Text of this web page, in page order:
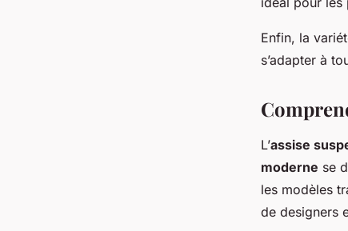
Enfin, la
s’adapter à
L’assise
moderne se
les modèles
de designers